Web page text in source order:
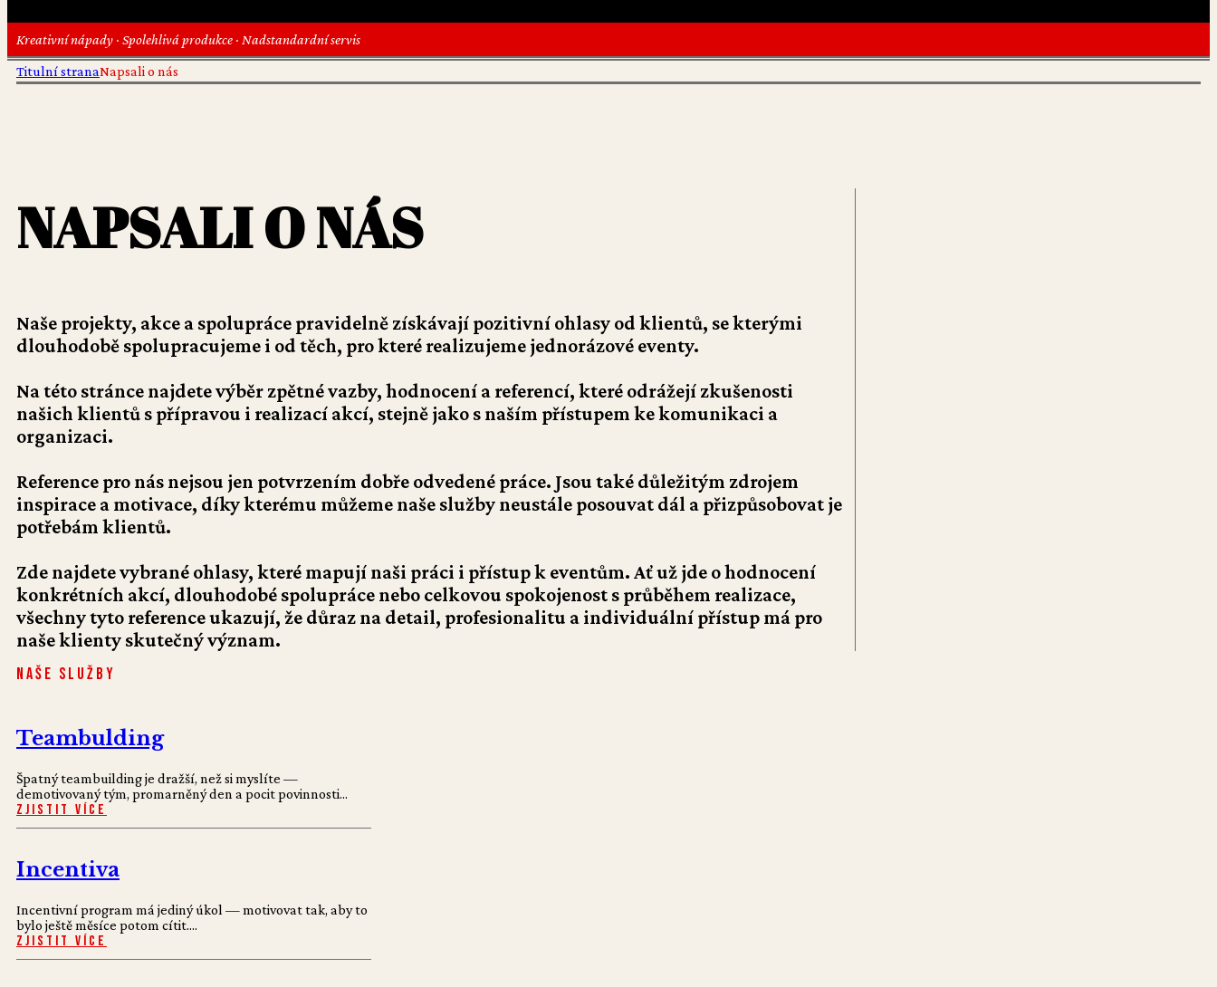
Kreativní nápady · Spolehlivá produkce · Nadstandardní servis
Titulní stranaNapsali o nás
NAPSALI O NÁS
Naše projekty, akce a spolupráce pravidelně získávají pozitivní ohlasy od klientů, se kterými
dlouhodobě spolupracujeme i od těch, pro které realizujeme jednorázové eventy.
Na této stránce najdete výběr zpětné vazby, hodnocení a referencí, které odrážejí zkušenosti
našich klientů s přípravou i realizací akcí, stejně jako s naším přístupem ke komunikaci a
organizaci.
Reference pro nás nejsou jen potvrzením dobře odvedené práce. Jsou také důležitým zdrojem
inspirace a motivace, díky kterému můžeme naše služby neustále posouvat dál a přizpůsobovat je
potřebám klientů.
Zde najdete vybrané ohlasy, které mapují naši práci i přístup k eventům. Ať už jde o hodnocení
konkrétních akcí, dlouhodobé spolupráce nebo celkovou spokojenost s průběhem realizace,
všechny tyto reference ukazují, že důraz na detail, profesionalitu a individuální přístup má pro
naše klienty skutečný význam.
Naše služby
Teambulding
Špatný teambuilding je dražší, než si myslíte —
demotivovaný tým, promarněný den a pocit povinnosti...
Zjistit více
Incentiva
Incentivní program má jediný úkol — motivovat tak, aby to
bylo ještě měsíce potom cítit....
Zjistit více